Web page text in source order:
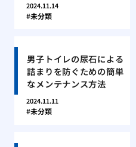
2024.11.14
未分類
男子トイレの尿石による
詰まりを防ぐための簡単
なメンテナンス方法
2024.11.11
未分類